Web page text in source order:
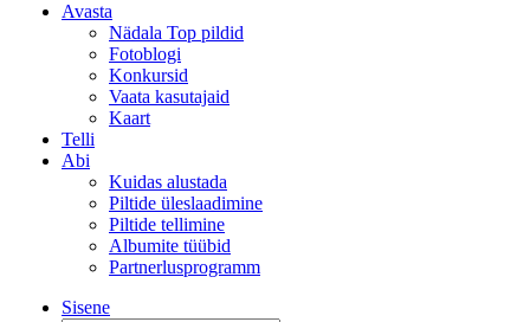
Avasta
Nädala Top pildid
Fotoblogi
Konkursid
Vaata kasutajaid
Kaart
Telli
Abi
Kuidas alustada
Piltide üleslaadimine
Piltide tellimine
Albumite tüübid
Partnerlusprogramm
Sisene